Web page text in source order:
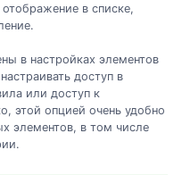
в списке,
в настройках элементов
доступ в
или доступ к
этой опцией очень удобно
элементов, в том числе